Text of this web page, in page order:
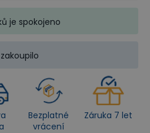
je spokojeno
Bezplatné
vrácení
Záruka 7 let